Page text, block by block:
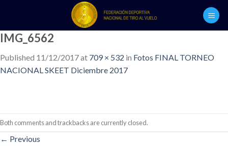
content
IMG_6562
Published 11/12/2017at 709 × 532 in Fotos FINAL TORNEO
NACIONAL SKEET Diciembre 2017
Both comments and trackbacks are currently closed.
← Previous